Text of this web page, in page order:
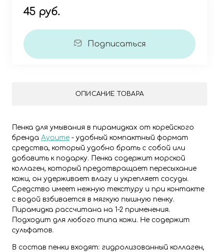
45 руб.
Подписаться
ОПИСАНИЕ ТОВАРА
Пенка для умывания в пирамидках от корейского
бренда Ayoume - удобный компактный формат
средства, который удобно брать с собой или
добавить к подарку. Пенка содержит морской
коллаген, который предотвращает пересыхание
кожи, он удерживает влагу и укрепляет сосуды.
Средство имеет нежную текстуру и при контакте
с водой взбивается в мягкую пышную пенку.
Пирамидка рассчитана на 1-2 применения.
Подходит для любого типа кожи. Не содержит
сульфатов.
В состав пенки входят: гидролизованный коллаген,